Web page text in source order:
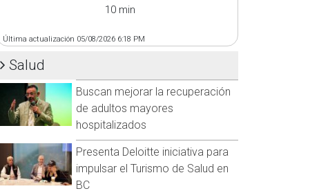
10 min
Última actualización 05/08/2026 6:18 PM
Salud
Buscan mejorar la recuperación
de adultos mayores
hospitalizados
Presenta Deloitte iniciativa para
impulsar el Turismo de Salud en
BC